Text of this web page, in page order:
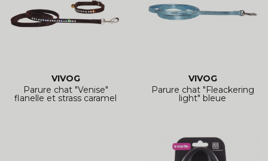
VIVOG
Parure chat "Venise"
flanelle et strass caramel
VIVOG
Parure chat "Fleackering
light" bleue